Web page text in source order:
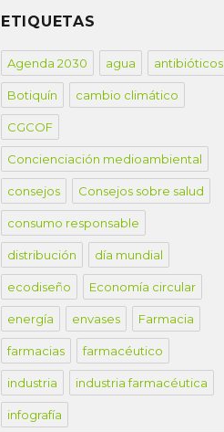
ETIQUETAS
Agenda 2030 agua antibióticos
Botiquín cambio climático
CGCOF
Concienciación medioambiental
consejos Consejos sobre salud
consumo responsable
distribución día mundial
ecodiseño Economía circular
energía envases Farmacia
farmacias farmacéutico
industria industria farmacéutica
infografía